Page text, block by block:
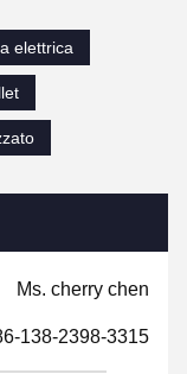
elettrica
Ms. cherry chen
138-2398-3315